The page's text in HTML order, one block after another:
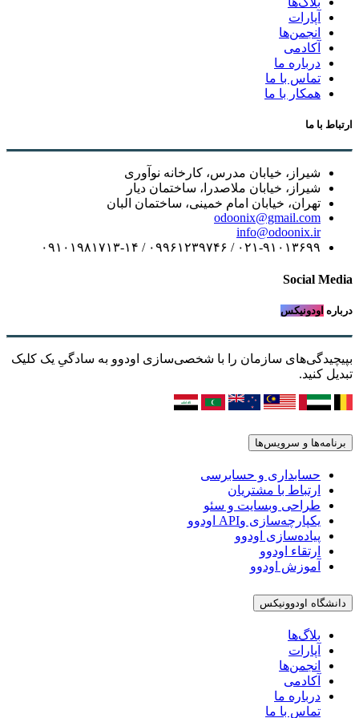
آپارات
انجمن‌ها
آکادمی
درباره ما
تماس با ما
همکار با ما
ارتباط با ما
شیراز، خیابان مدرس، کارخانه نوآوری
شیراز، خیابان ملاصدرا، ساختمان دیار
تهران، خیابان امام خمینی، ساختمان البان
odoonix@gmail.com
info@odoonix.ir
۰۲۱-۹۱۰۱۳۶۹۹ / ۰۹۹۶۱۲۳۹۷۴۶ / ۰۹۱۰۱۹۸۱۷۱۳-۱۴
Social Media
درباره اودونیکس
بپیچیدگی‌های سازمان را با شخصی‌سازی اودوو به سادگیِ یک کلیک
تبدیل کنید.
برنامه‌ها و سرویس‌ها
حسابداری و حسابرسی
ارتباط با مشتریان
طراحی وبسایت و سئو
یکپارچه‌سازی وAPI اودوو
پیاده‌سازی اودوو
ارتقاء اودوو
آموزش اودوو
دانشگاه اودوونیکس
بلاگ‌ها
آپارات
انجمن‌ها
آکادمی
درباره ما
تماس با ما